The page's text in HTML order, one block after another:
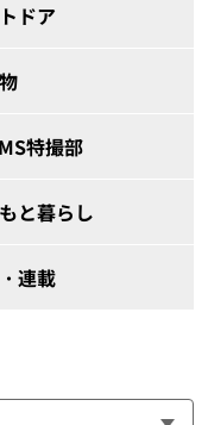
ドア
特撮部
と暮らし
連載